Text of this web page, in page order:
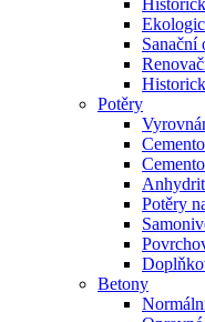
Sanační
Potěry
Potěry
Betony